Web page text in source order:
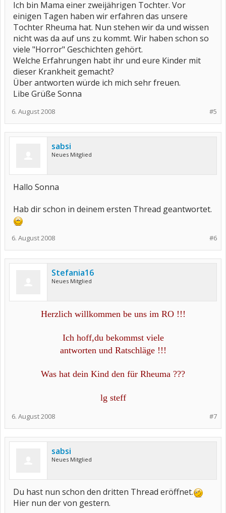
Ich bin Mama einer zweijährigen Tochter. Vor
einigen Tagen haben wir erfahren das unsere
Tochter Rheuma hat. Nun stehen wir da und wissen
nicht was da auf uns zu kommt. Wir haben schon so
viele "Horror" Geschichten gehört.
Welche Erfahrungen habt ihr und eure Kinder mit
dieser Krankheit gemacht?
Über antworten würde ich mich sehr freuen.
Libe Grüße Sonna
#5
6. August 2008
sabsi
Neues Mitglied
Hallo Sonna
Hab dir schon in deinem ersten Thread geantwortet.
#6
6. August 2008
Stefania16
Neues Mitglied
Herzlich willkommen be uns im RO !!!
Ich hoff,du bekommst viele
antworten und Ratschläge !!!
Was hat dein Kind den für Rheuma ???
lg steff
#7
6. August 2008
sabsi
Neues Mitglied
Du hast nun schon den dritten Thread eröffnet.
Hier nun der von gestern.